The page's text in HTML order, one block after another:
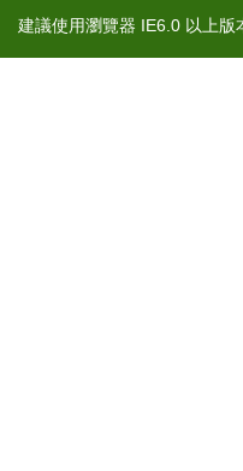
建議使用瀏覽器 IE6.0 以上